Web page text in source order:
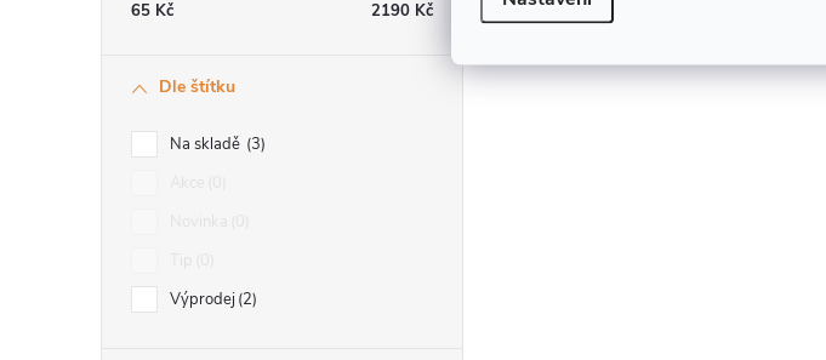
65 Kč 2190 Kč
Dle štítku
Na skladě 3
Výprodej 2
p
r